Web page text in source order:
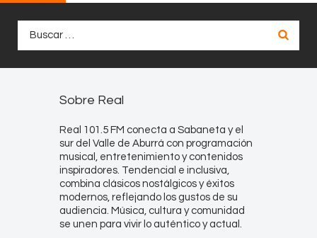
Sobre Real
Real 101.5 FM conecta a Sabaneta y el
sur del Valle de Aburrá con programación
musical, entretenimiento y contenidos
inspiradores. Tendencial e inclusiva,
combina clásicos nostálgicos y éxitos
modernos, reflejando los gustos de su
audiencia. Música, cultura y comunidad
se unen para vivir lo auténtico y actual.